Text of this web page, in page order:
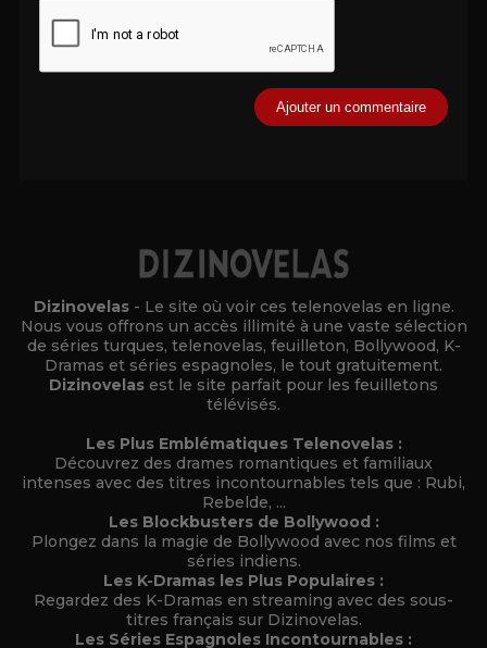
Dizinovelas - Le site où voir ces telenovelas en ligne.
Nous vous offrons un accès illimité à une vaste sélection
de séries turques, telenovelas, feuilleton, Bollywood, K-
Dramas et séries espagnoles, le tout gratuitement.
Dizinovelas est le site parfait pour les feuilletons
télévisés.
Les Plus Emblématiques Telenovelas :
Découvrez des drames romantiques et familiaux
intenses avec des titres incontournables tels que : Rubi,
Rebelde, ...
Les Blockbusters de Bollywood :
Plongez dans la magie de Bollywood avec nos films et
séries indiens.
Les K-Dramas les Plus Populaires :
Regardez des K-Dramas en streaming avec des sous-
titres français sur Dizinovelas.
Les Séries Espagnoles Incontournables :